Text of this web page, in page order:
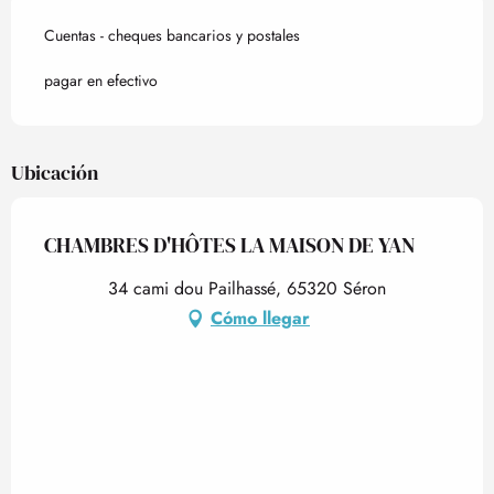
Cuentas - cheques bancarios y postales
pagar en efectivo
Ubicación
CHAMBRES D'HÔTES LA MAISON DE YAN
34 cami dou Pailhassé, 65320 Séron
Cómo llegar